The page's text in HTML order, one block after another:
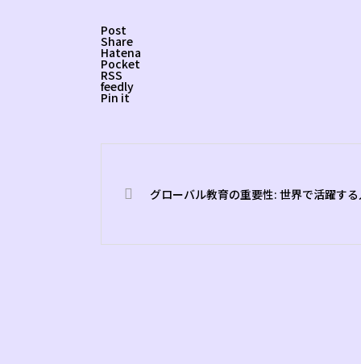
Post
Share
Hatena
Pocket
RSS
feedly
Pin it
グローバル教育の重要性: 世界で活躍す